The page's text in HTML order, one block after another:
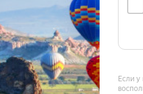
Если